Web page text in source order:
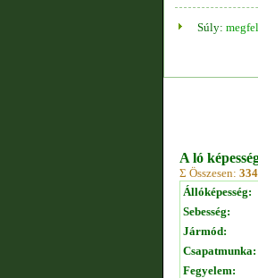
Súly:
A ló
Σ Összesen:
Állóképesség:
Sebesség:
Jármód:
Csapatmunka:
Fegyelem: